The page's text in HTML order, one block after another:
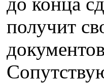
получит